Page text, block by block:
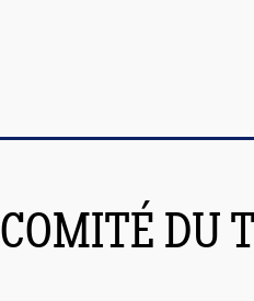
COMITÉ DU